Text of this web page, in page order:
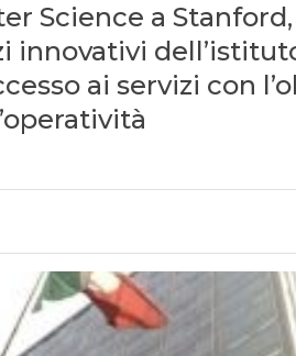
Science a
innovativi
ai servizi con